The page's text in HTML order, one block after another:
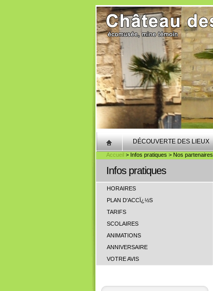
DÉCOUVERTE DES LIEUX
Accueil > Infos pratiques > Nos partenaires
Infos pratiques
HORAIRES
PLAN D'ACCÏ¿½S
TARIFS
SCOLAIRES
ANIMATIONS
ANNIVERSAIRE
VOTRE AVIS